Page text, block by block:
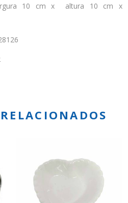
10 cm x altura 10 cm x